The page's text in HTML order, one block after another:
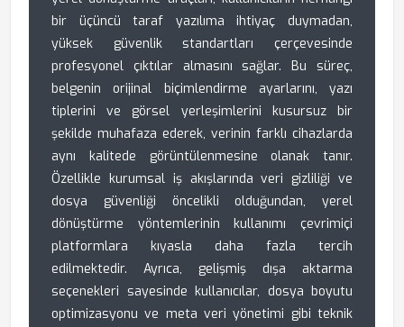
bir üçüncü taraf yazılıma ihtiyaç duymadan,
yüksek güvenlik standartları çerçevesinde
profesyonel çıktılar almasını sağlar. Bu süreç,
belgenin orijinal biçimlendirme ayarlarını, yazı
tiplerini ve görsel yerleşimlerini kusursuz bir
şekilde muhafaza ederek, verinin farklı cihazlarda
aynı kalitede görüntülenmesine olanak tanır.
Özellikle kurumsal iş akışlarında veri gizliliği ve
dosya güvenliği öncelikli olduğundan, yerel
dönüştürme yöntemlerinin kullanımı çevrimiçi
platformlara kıyasla daha fazla tercih
edilmektedir. Ayrıca, gelişmiş dışa aktarma
seçenekleri sayesinde kullanıcılar, dosya boyutu
optimizasyonu ve meta veri yönetimi gibi teknik